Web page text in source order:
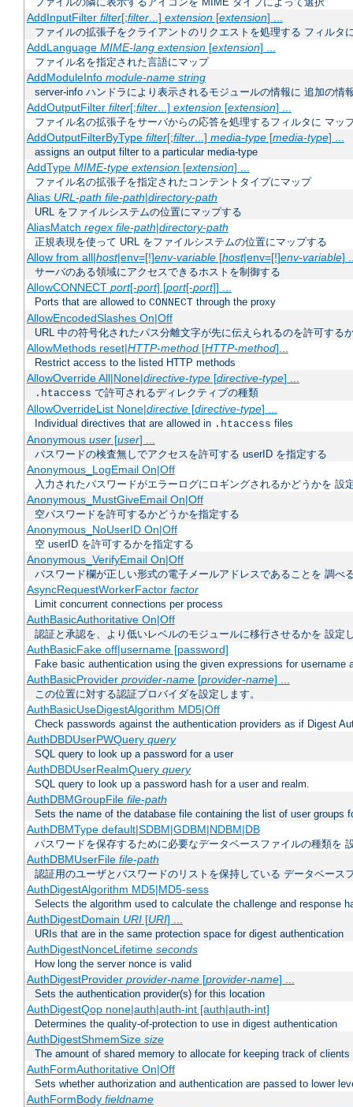
AddInputFilter filter[;filter...] extension[extension] ...
ファイルの拡張子をクライアントのリクエストを処理する フィルタ
AddLanguage MIME-lang extension[extension] ...
ファイル名を指定された言語にマップ
AddModuleInfo module-name string
server-info ハンドラにより表示されるモジュールの情報に 追加の情
AddOutputFilter filter[;filter...] extension[extension] ...
ファイル名の拡張子をサーバからの応答を処理するフィルタに マッ
AddOutputFilterByType filter[;filter...] media-type[media-type] ...
assigns an output filter to a particular media-type
AddType MIME-type extension[extension] ...
ファイル名の拡張子を指定されたコンテントタイプにマップ
Alias URL-path file-path|directory-path
URL をファイルシステムの位置にマップする
AliasMatch regex file-path|directory-path
正規表現を使って URL をファイルシステムの位置にマップする
Allow from all|host|env=[!]env-variable[host|env=[!]env-variable]
サーバのある領域にアクセスできるホストを制御する
AllowCONNECT port[-port] [port[-port]] ...
Ports that are allowed to CONNECT through the proxy
AllowEncodedSlashes On|Off
URL 中の符号化されたパス分離文字が先に伝えられるのを許可する
AllowMethods reset|HTTP-method[HTTP-method]...
Restrict access to the listed HTTP methods
AllowOverride All|None|directive-type[directive-type] ...
.htaccess で許可されるディレクティブの種類
AllowOverrideList None|directive[directive-type] ...
Individual directives that are allowed in .htaccess files
Anonymous user[user] ...
パスワードの検査無しでアクセスを許可する userID を指定する
Anonymous_LogEmail On|Off
入力されたパスワードがエラーログにロギングされるかどうかを 設
Anonymous_MustGiveEmail On|Off
空パスワードを許可するかどうかを指定する
Anonymous_NoUserID On|Off
空 userID を許可するかを指定する
Anonymous_VerifyEmail On|Off
パスワード欄が正しい形式の電子メールアドレスであることを 調べ
AsyncRequestWorkerFactor factor
Limit concurrent connections per process
AuthBasicAuthoritative On|Off
認証と承認を、より低いレベルのモジュールに移行させるかを 設定
AuthBasicFake off|username [password]
Fake basic authentication using the given expressions for username
AuthBasicProvider provider-name[provider-name] ...
この位置に対する認証プロバイダを設定します。
AuthBasicUseDigestAlgorithm MD5|Off
Check passwords against the authentication providers as if Digest
AuthDBDUserPWQuery query
SQL query to look up a password for a user
AuthDBDUserRealmQuery query
SQL query to look up a password hash for a user and realm.
AuthDBMGroupFile file-path
Sets the name of the database file containing the list of user groups
AuthDBMType default|SDBM|GDBM|NDBM|DB
パスワードを保存するために必要なデータベースファイルの種類を
AuthDBMUserFile file-path
認証用のユーザとパスワードのリストを保持している データベース
AuthDigestAlgorithm MD5|MD5-sess
Selects the algorithm used to calculate the challenge and response
AuthDigestDomain URI[URI] ...
URIs that are in the same protection space for digest authentication
AuthDigestNonceLifetime seconds
How long the server nonce is valid
AuthDigestProvider provider-name[provider-name] ...
Sets the authentication provider(s) for this location
AuthDigestQop none|auth|auth-int [auth|auth-int]
Determines the quality-of-protection to use in digest authentication
AuthDigestShmemSize size
The amount of shared memory to allocate for keeping track of clients
AuthFormAuthoritative On|Off
Sets whether authorization and authentication are passed to lower
AuthFormBody fieldname